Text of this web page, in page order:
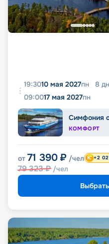
19:3010 мая 2027пн 8 дн
09:0017 мая 2027пн
Симфония
КОМФОРТ
от 71 390 ₽ /чел
79 323₽ /чел
+2